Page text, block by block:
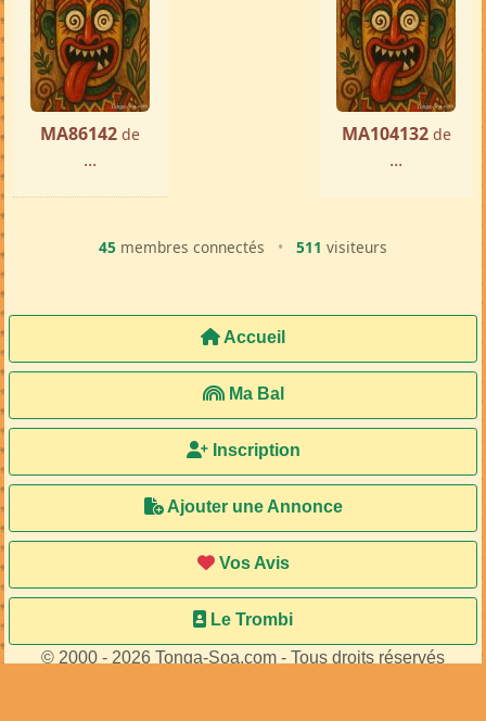
MA86142 de
...
MA104132 de
...
45 membres connectés • 511 visiteurs
Accueil
Ma Bal
Inscription
Ajouter une Annonce
Vos Avis
Le Trombi
© 2000 - 2026 Tonga-Soa.com - Tous droits réservés